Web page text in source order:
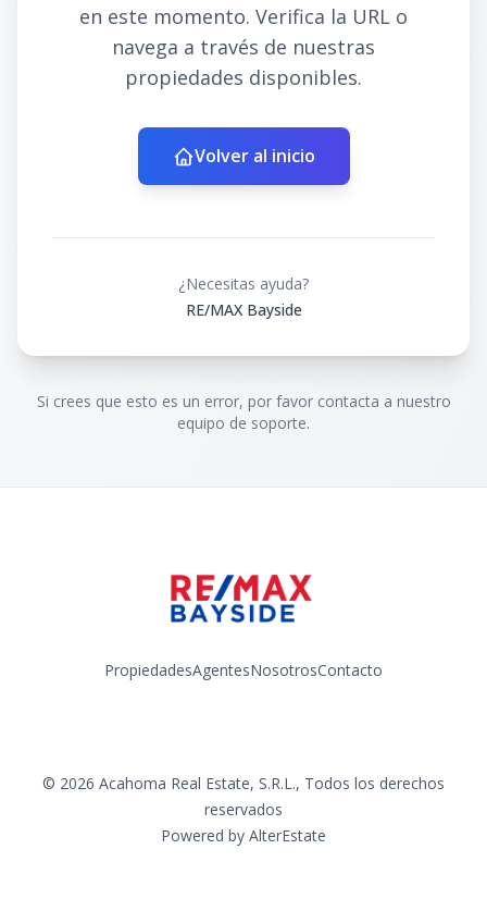
en este momento. Verifica la URL o
navega a través de nuestras
propiedades disponibles.
Volver al inicio
¿Necesitas ayuda?
RE/MAX Bayside
Si crees que esto es un error, por favor contacta a nuestro
equipo de soporte.
PropiedadesAgentesNosotrosContacto
© 2026 Acahoma Real Estate, S.R.L., Todos los derechos
reservados
Powered by AlterEstate